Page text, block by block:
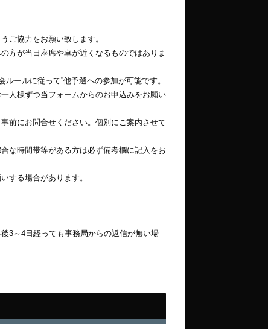
ご協力をお願い致します。
方が当日座席や卓が近くなるものではありま
ールに従って”他予選への参加が可能です。
人様ずつ当フォームからのお申込みをお願い
前にお問合せください。個別にご案内させて
な時間帯等がある方は必ず備考欄に記入をお
する場合があります。
3～4日経っても事務局からの返信が無い場